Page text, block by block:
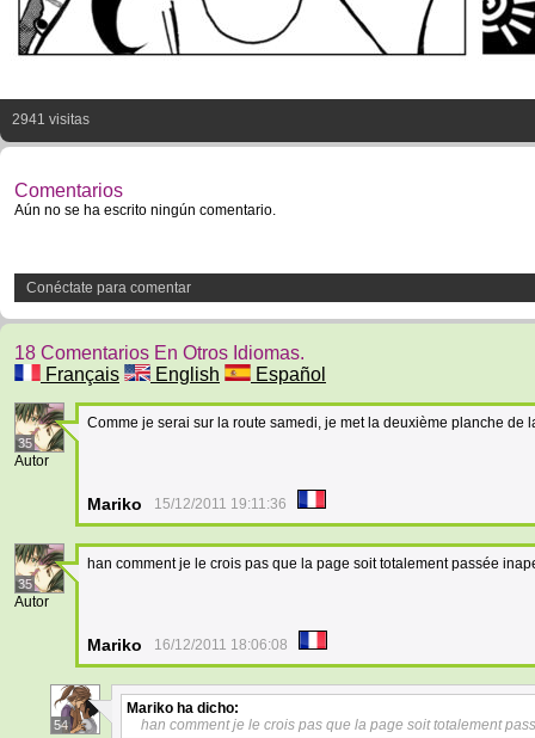
2941 visitas
Comentarios
Aún no se ha escrito ningún comentario.
Conéctate para comentar
18 Comentarios En Otros Idiomas.
Français
English Español
35
Autor
Comme je serai sur la route samedi, je met la deuxième planche de
Mariko 15/12/2011 19:11:36
35
Autor
han comment je le crois pas que la page soit totalement passée
Mariko 16/12/2011 18:06:08
54
Mariko ha dicho:
han comment je le crois pas que la page soit totalement